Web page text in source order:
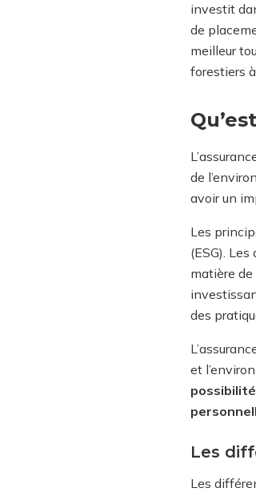
investit
de
meilleur
forestiers
de
avoir un
Les
(ESG).
matière
des
et
Les
Les